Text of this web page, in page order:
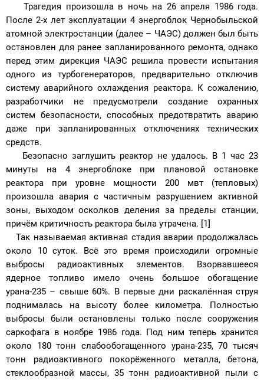
Трагедия произошла в ночь на 26 апреля 1986 года.
После 2-х лет эксплуатации 4 энергоблок Чернобыльской
атомной электростанции (далее – ЧАЭС) должен был быть
остановлен для ранее запланированного ремонта, однако
перед этим дирекция ЧАЭС решила провести испытания
одного из турбогенераторов, предварительно отключив
систему аварийного охлаждения реактора. К сожалению,
разработчики не предусмотрели создание охранных
систем безопасности, способных предотвратить аварию
даже при запланированных отключениях технических
средств.
Безопасно заглушить реактор не удалось. В 1 час 23
минуты на 4 энергоблоке при плановой остановке
реактора при уровне мощности 200 мвт (тепловых)
произошла авария с частичным разрушением активной
зоны, выходом осколков деления за пределы станции,
причём критичность реактора была утрачена. [1]
Так называемая активная стадия аварии продолжалась
около 10 суток. Всё это время происходили огромные
выбросы радиоактивных элементов. Взорвавшееся
ядерное топливо имело очень большое обогащение
урана-235 – свыше 60%. В первые дни раскалённая струя
поднималась на высоту более километра. Полностью
выбросы были остановлены только после сооружения
саркофага в ноябре 1986 года. Под ним теперь хранится
около 180 тонн слабообогащенного урана-235, 70 тысяч
тонн радиоактивного покорёженного металла, бетона,
стеклообразной массы, 35 тонн радиоактивной пыли с